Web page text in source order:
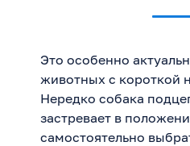
Это особенно
животных с короткой
Нередко собака
застревает в
самостоятельно